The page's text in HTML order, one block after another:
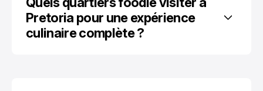
Pretoria pour une expérience
culinaire complète ?